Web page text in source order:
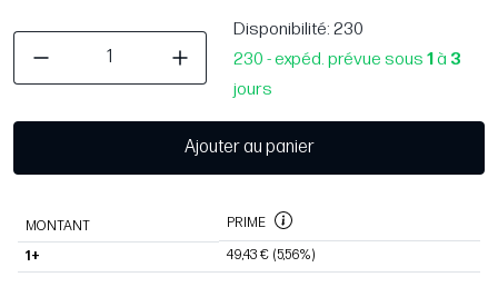
Disponibilité: 230
230 - expéd. prévue sous1à 3
jours
Ajouter au panier
MONTANT PRIME
1+ 49,43 € (5,56%)